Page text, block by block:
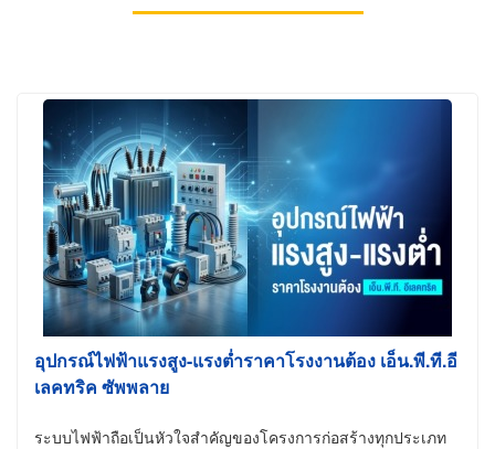
อุปกรณ์ไฟฟ้าแรงสูง-แรงต่ำราคาโรงงานต้อง เอ็น.พี.ที.อี
เลคทริค ซัพพลาย
ระบบไฟฟ้าถือเป็นหัวใจสำคัญของโครงการก่อสร้างทุกประเภท